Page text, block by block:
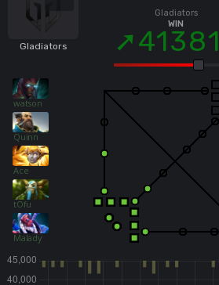
Gladiators
watson
Quinn
Ace
tOfu
Malady
Gladiators
WIN
41381